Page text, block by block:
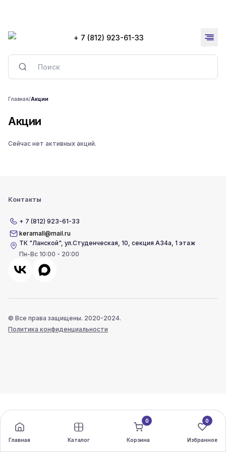
+ 7 (812) 923-61-33
Главная/Акции
Акции
Сейчас нет активных акций.
Контакты
+ 7 (812) 923-61-33
keramall@mail.ru
ТК "Ланской",ул.Студенческая, 10, секция А34а, 1 этаж
Пн-Вс 10:00 - 20:00
© Все права защищены. 2020-2024.
Политика конфиденциальности
Главная Каталог
0
Корзина
0
Избранное